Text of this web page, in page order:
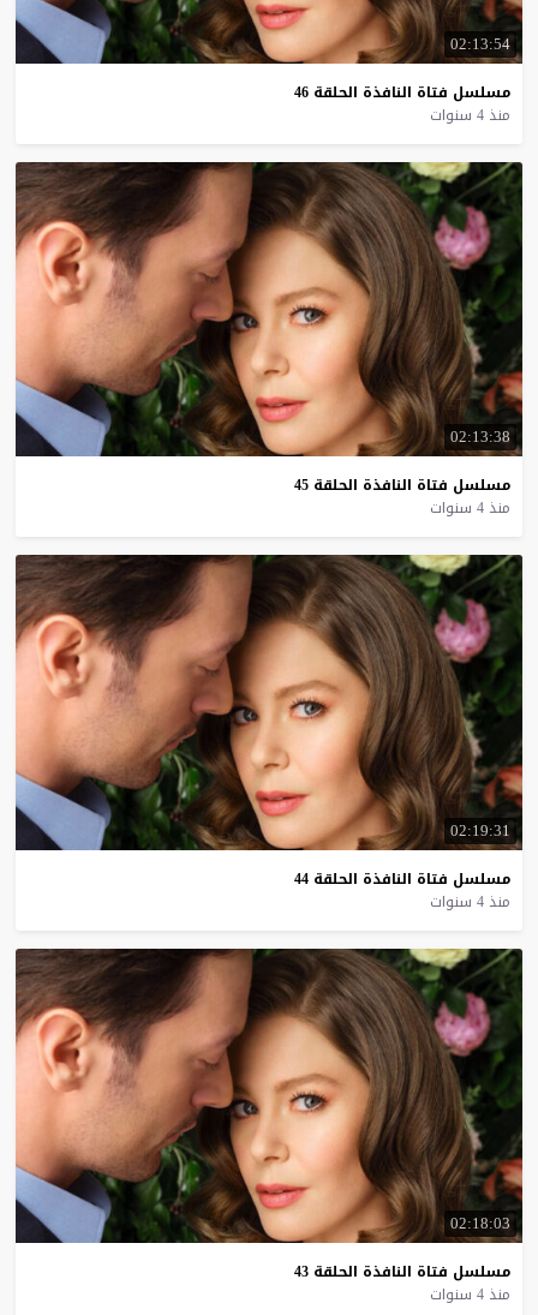
02:13:54
مسلسل فتاة النافذة الحلقة 46
منذ 4 سنوات
02:13:38
مسلسل فتاة النافذة الحلقة 45
منذ 4 سنوات
02:19:31
مسلسل فتاة النافذة الحلقة 44
منذ 4 سنوات
02:18:03
مسلسل فتاة النافذة الحلقة 43
منذ 4 سنوات